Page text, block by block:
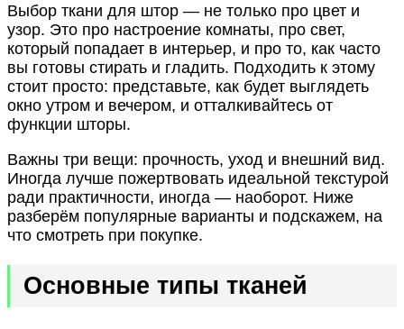
Выбор ткани для штор — не только про цвет и
узор. Это про настроение комнаты, про свет,
который попадает в интерьер, и про то, как часто
вы готовы стирать и гладить. Подходить к этому
стоит просто: представьте, как будет выглядеть
окно утром и вечером, и отталкивайтесь от
функции шторы.
Важны три вещи: прочность, уход и внешний вид.
Иногда лучше пожертвовать идеальной текстурой
ради практичности, иногда — наоборот. Ниже
разберём популярные варианты и подскажем, на
что смотреть при покупке.
Основные типы тканей